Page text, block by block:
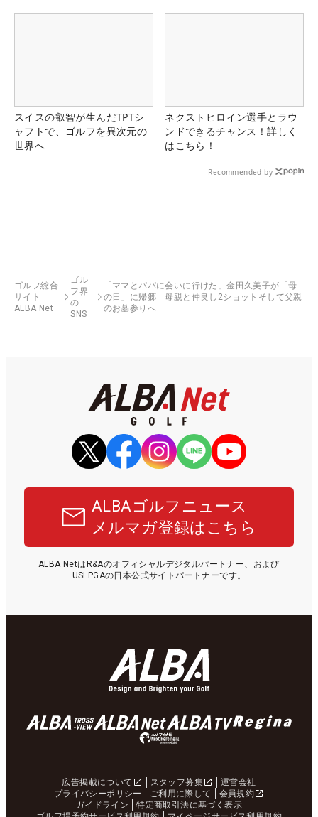
スイスの叡智が生んだTPTシ
ャフトで、ゴルフを異次元の
世界へ
ネクストヒロイン選手とラウ
ンドできるチャンス！詳しく
はこちら！
Recommended by
ゴルフ総合
サイト
ALBA Net
ゴル
フ界
の
SNS
「ママとパパに会いに行けた」金田久美子が「母
の日」に帰郷 母親と仲良し2ショットそして父親
のお墓参りへ
ALBAゴルフニュース
メルマガ登録はこちら
ALBA NetはR&Aのオフィシャルデジタルパートナー、および
USLPGAの日本公式サイトパートナーです。
広告掲載について スタッフ募集
運営会社
プライバシーポリシー
ご利用に際して
会員規約
ガイドライン
特定商取引法に基づく表示